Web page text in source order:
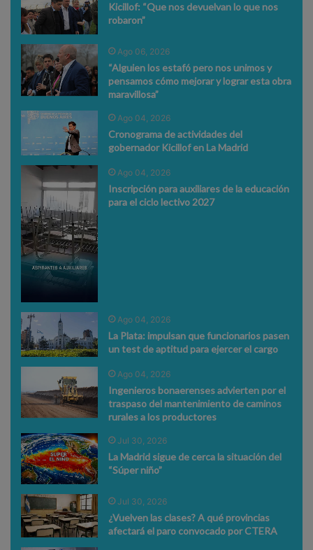
Kicillof: “Que nos devuelvan lo que nos
robaron”
Ago 06, 2026
“Alguien los estafó pero nos unimos y
pensamos cómo mejorar y lograr esta obra
maravillosa”
Ago 04, 2026
Cronograma de actividades del
gobernador Kicillof en La Madrid
Ago 04, 2026
Inscripción para auxiliares de la educación
para el ciclo lectivo 2027
Ago 04, 2026
La Plata: impulsan que funcionarios pasen
un test de aptitud para ejercer el cargo
Ago 04, 2026
Ingenieros bonaerenses advierten por el
traspaso del mantenimiento de caminos
rurales a los productores
Jul 30, 2026
La Madrid sigue de cerca la situación del
“Súper niño”
Jul 30, 2026
¿Vuelven las clases? A qué provincias
afectará el paro convocado por CTERA